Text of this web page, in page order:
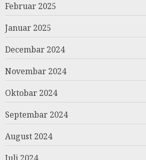
Februar 2025
Januar 2025
Decembar 2024
Novembar 2024
Oktobar 2024
Septembar 2024
August 2024